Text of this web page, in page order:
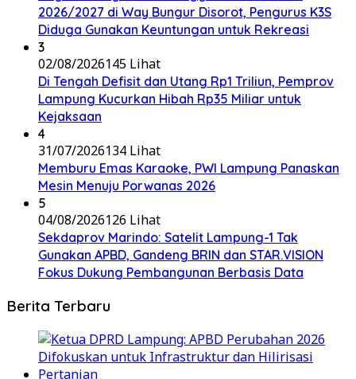
2026/2027 di Way Bungur Disorot, Pengurus K3S
Diduga Gunakan Keuntungan untuk Rekreasi
3
02/08/2026145 Lihat
Di Tengah Defisit dan Utang Rp1 Triliun, Pemprov
Lampung Kucurkan Hibah Rp35 Miliar untuk
Kejaksaan
4
31/07/2026134 Lihat
Memburu Emas Karaoke, PWI Lampung Panaskan
Mesin Menuju Porwanas 2026
5
04/08/2026126 Lihat
Sekdaprov Marindo: Satelit Lampung-1 Tak
Gunakan APBD, Gandeng BRIN dan STAR.VISION
Fokus Dukung Pembangunan Berbasis Data
Berita Terbaru